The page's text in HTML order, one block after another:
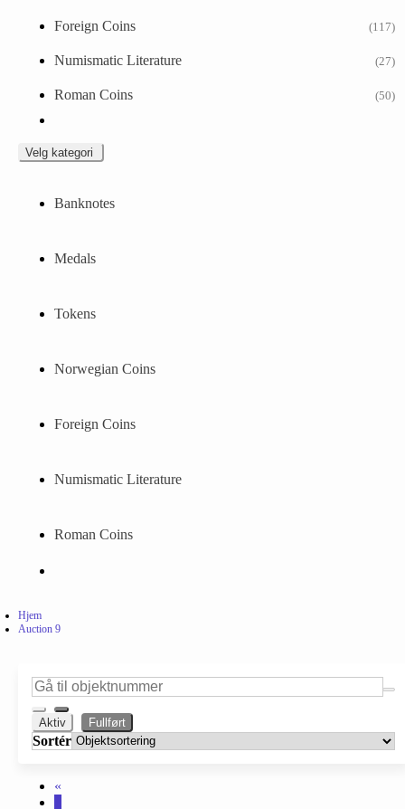
Foreign Coins (117)
Numismatic Literature (27)
Roman Coins (50)
Velg kategori
Banknotes
Medals
Tokens
Norwegian Coins
Foreign Coins
Numismatic Literature
Roman Coins
Hjem
Auction 9
Aktiv Fullført
Sortér
«